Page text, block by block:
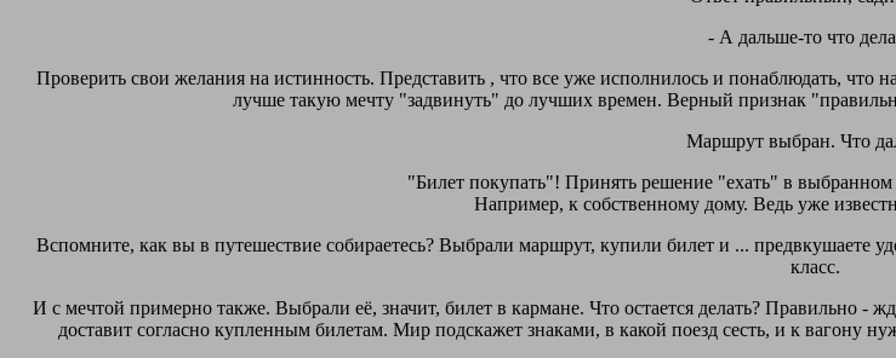
- А дальше-то что
Проверить свои желания на истинность. Представить , что все уже исполнилось и понаблюдать, что
лучше такую мечту "задвинуть" до лучших времен. Верный признак
Маршрут выбран. Что
"Билет покупать"! Принять решение "ехать" в
Например, к собственному дому. Ведь уже
Вспомните, как вы в путешествие собираетесь? Выбрали маршрут, купили билет и ... предвкушаете
класс.
И с мечтой примерно также. Выбрали её, значит, билет в кармане. Что остается делать? Правильно -
доставит согласно купленным билетам. Мир подскажет знаками, в какой поезд сесть, и к вагону